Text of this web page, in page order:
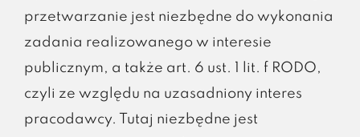
przetwarzanie jest niezbędne do wykonania
zadania realizowanego w interesie
publicznym, a także art. 6 ust. 1 lit. f RODO,
czyli ze względu na uzasadniony interes
pracodawcy. Tutaj niezbędne jest